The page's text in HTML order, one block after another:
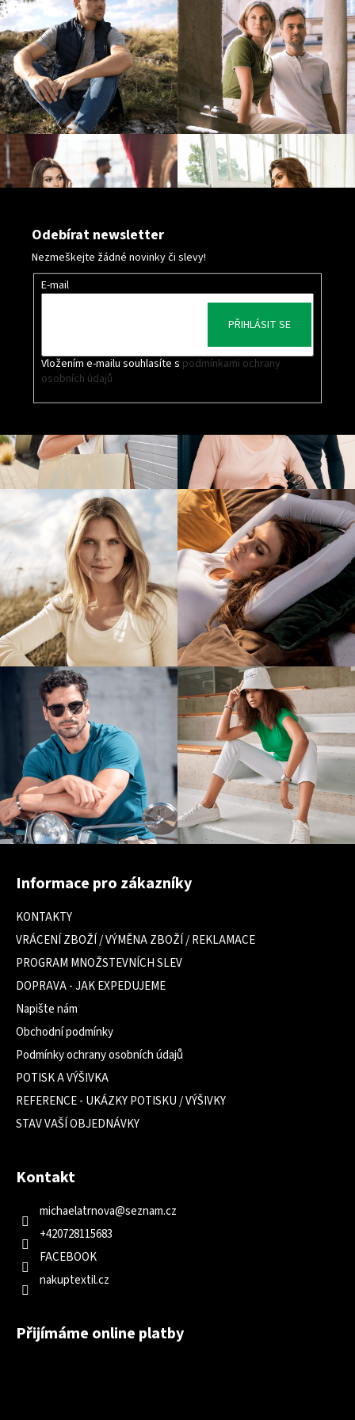
i
s
u
Odebírat newsletter
Nezmeškejte žádné novinky či slevy!
E-mail
Vložením e-mailu souhlasíte s podmínkami ochrany
osobních údajů
PŘIHLÁSIT SE
Z
Informace pro zákazníky
KONTAKTY
VRÁCENÍ ZBOŽÍ / VÝMĚNA ZBOŽÍ / REKLAMACE
PROGRAM MNOŽSTEVNÍCH SLEV
DOPRAVA - JAK EXPEDUJEME
Napište nám
Obchodní podmínky
Podmínky ochrany osobních údajů
POTISK A VÝŠIVKA
REFERENCE - UKÁZKY POTISKU / VÝŠIVKY
STAV VAŠÍ OBJEDNÁVKY
Kontakt
michaelatrnova@seznam.cz
+420728115683
FACEBOOK
nakuptextil.cz
Přijímáme online platby